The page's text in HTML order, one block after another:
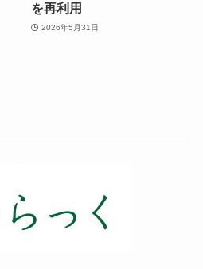
を再利用
2026年5月31日